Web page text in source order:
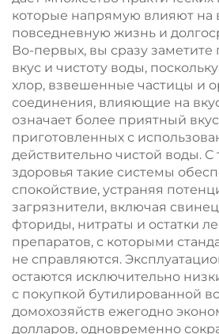
бытового и
промышленного
водоснабжения с
фильтрацией
высокой степени
чистоты
которые напрямую влияют на
повседневную жизнь и
Во-первых, вы сразу
вкус и чистоту воды,
хлор, взвешенные частицы и
соединения, влияющие на
означает более приятный
приготовленных с
действительно чистой воды. С
здоровья такие системы
спокойствие, устраняя
загрязнители, включая
фториды, нитраты и остатки
препаратов, с которыми
не справляются.
остаются исключительно
с покупкой бутилированной
домохозяйств ежегодно
долларов, одновременно